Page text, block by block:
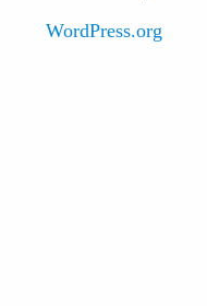
WordPress.org